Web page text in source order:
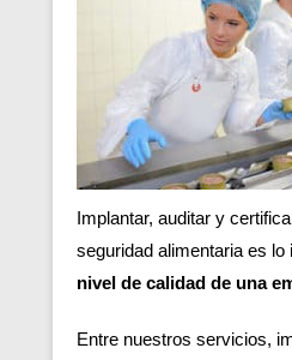
Implantar, auditar y
seguridad alimentaria es lo
nivel de calidad de una
Entre nuestros servicios,